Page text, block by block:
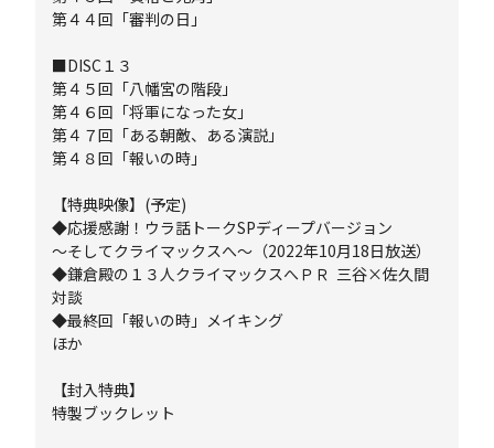
第４４回「審判の日」
■DISC１３
第４５回「八幡宮の階段」
第４６回「将軍になった女」
第４７回「ある朝敵、ある演説」
第４８回「報いの時」
【特典映像】(予定)
◆応援感謝！ウラ話トークSPディープバージョン
～そしてクライマックスへ～（2022年10月18日放送）
◆鎌倉殿の１３人クライマックスへＰＲ 三谷×佐久間
対談
◆最終回「報いの時」メイキング
ほか
【封入特典】
特製ブックレット